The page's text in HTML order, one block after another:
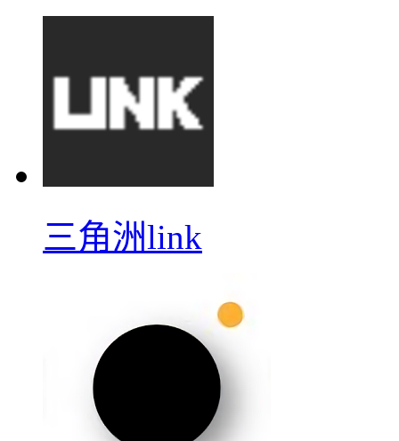
三角洲link